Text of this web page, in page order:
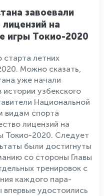
завоевали
на
игры Токио-2020
летних
Можно сказать,
уже начали
узбекского
Национальной
видам спорта
лицензий на
Токио-2020. Следует
были достигнуты
со стороны Главы
тренировок с
каждого пара-
удостоились